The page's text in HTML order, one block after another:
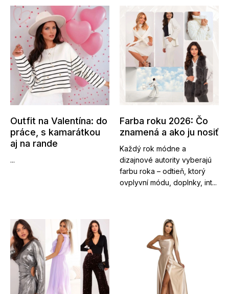
Outfit na Valentína: do
práce, s kamarátkou
aj na rande
...
Farba roku 2026: Čo
znamená a ako ju nosiť
Každý rok módne a
dizajnové autority vyberajú
farbu roka – odtieň, ktorý
ovplyvní módu, doplnky, int...